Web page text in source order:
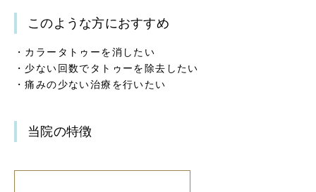
このような方におすすめ
・カラータトゥーを消したい
・少ない回数でタトゥーを除去したい
・痛みの少ない治療を行いたい
当院の特徴